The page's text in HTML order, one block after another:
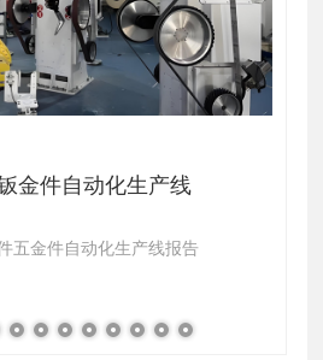
金件自动化生产线
五金件自动化生产线报告
高精度加工与打磨。适合需要高